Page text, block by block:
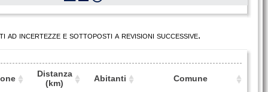
incertezze e sottoposti a revisioni successive.
Distanza
(km)
Abitanti Comune